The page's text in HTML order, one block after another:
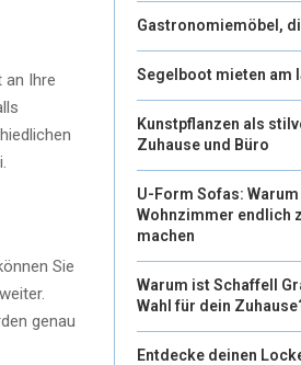
an Ihre
Sie
genau
Gastronomiemöbel,
Segelboot mieten am
Kunstpflanzen als
Zuhause und Büro
U-Form Sofas:
Wohnzimmer endlich
machen
Warum ist Schaffell
Wahl für dein
Entdecke deinen